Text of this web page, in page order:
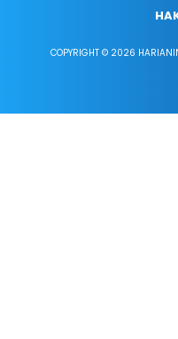
COPYRIGHT © 2026